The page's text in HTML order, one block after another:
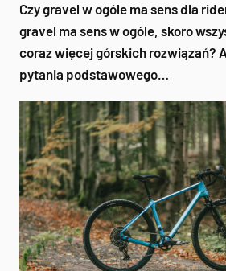
Czy gravel w ogóle ma sens dla
gravel ma sens w ogóle, skoro
coraz więcej górskich rozwiązań?
pytania podstawowego…